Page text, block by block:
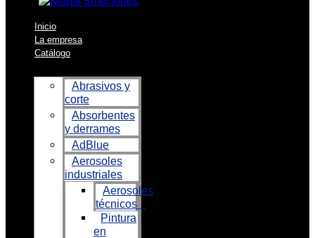
Inicio
La empresa
Catálogo
Abrasivos y
corte
Absorbentes
y derrames
AdBlue
Aerosoles
industriales
Aerosoles
técnicos
Pintura
en